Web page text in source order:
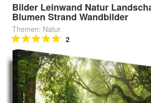
Bilder Leinwand Natur
Blumen Strand Wandbilder
Themen: Natur
2